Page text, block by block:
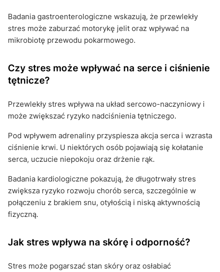
Badania gastroenterologiczne wskazują, że przewlekły
stres może zaburzać motorykę jelit oraz wpływać na
mikrobiotę przewodu pokarmowego.
Czy stres może wpływać na serce i ciśnienie
tętnicze?
Przewlekły stres wpływa na układ sercowo-naczyniowy i
może zwiększać ryzyko nadciśnienia tętniczego.
Pod wpływem adrenaliny przyspiesza akcja serca i wzrasta
ciśnienie krwi. U niektórych osób pojawiają się kołatanie
serca, uczucie niepokoju oraz drżenie rąk.
Badania kardiologiczne pokazują, że długotrwały stres
zwiększa ryzyko rozwoju chorób serca, szczególnie w
połączeniu z brakiem snu, otyłością i niską aktywnością
fizyczną.
Jak stres wpływa na skórę i odporność?
Stres może pogarszać stan skóry oraz osłabiać